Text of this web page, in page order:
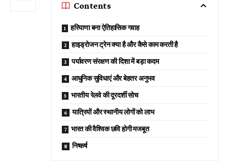
Contents
हरियाणा बना ऐतिहासिक गवाह
हाइड्रोजन ट्रेन क्या है और कैसे काम करती है
पर्यावरण संरक्षण की दिशा में बड़ा कदम
आधुनिक सुविधाएं और बेहतर अनुभव
भारतीय रेलवे की दूरदर्शी सोच
यात्रियों और स्थानीय लोगों को लाभ
भारत की वैश्विक छवि होगी मजबूत
निष्कर्ष